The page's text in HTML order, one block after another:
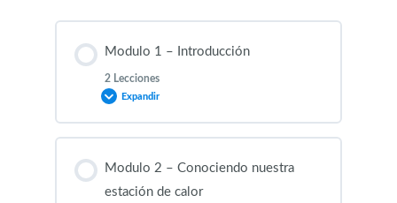
Modulo 1 – Introducción
2 Lecciones
Expandir
0% COMPLETADO
Modulo 2 – Conociendo nuestra
estación de calor